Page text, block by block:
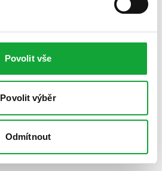
Povolit vše
Povolit výběr
Odmítnout